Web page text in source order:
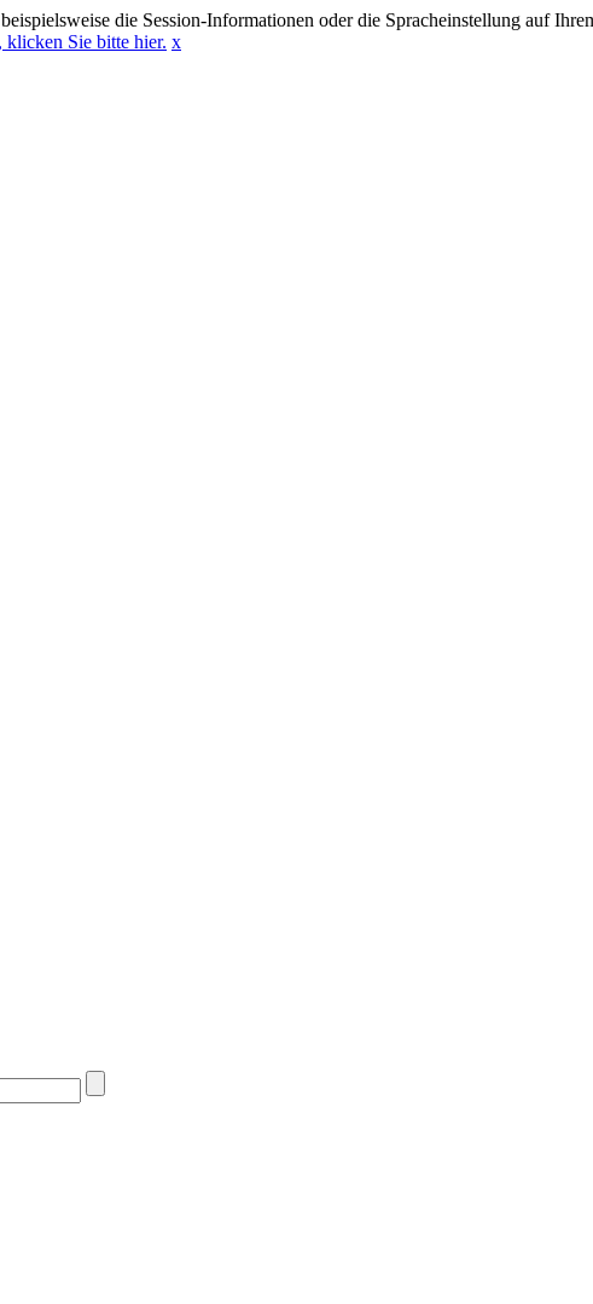
die Session-Informationen oder die Spracheinstellung auf
klicken Sie bitte hier. x